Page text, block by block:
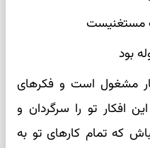
مستغنیست
بود
مشغول است و فکرهای
افکار تو را سرگردان و
که تمام کارهای تو به